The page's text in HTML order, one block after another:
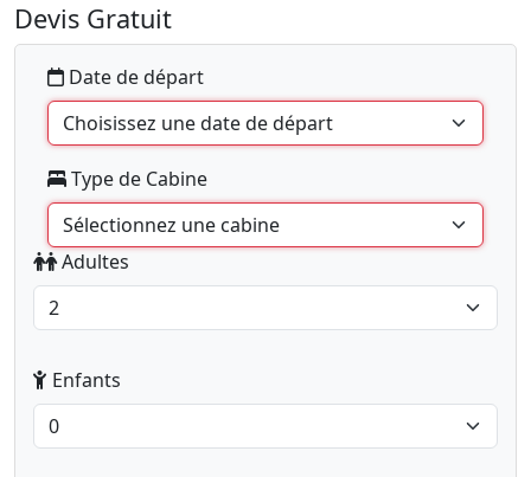
Devis Gratuit
Date de départ
Type de Cabine
Adultes
Enfants